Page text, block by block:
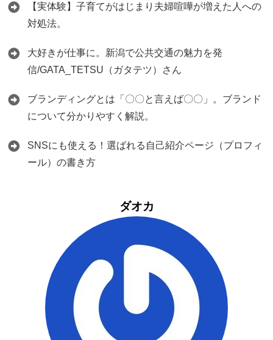
【実体験】子育てがはじまり夫婦喧嘩が増えた人への
対処法。
大好きが仕事に。新潟で公共交通の魅力を発
信/GATA_TETSU（ガタテツ）さん
ブランディングとは「〇〇と言えば〇〇」。ブランド
について分かりやすく解説。
SNSにも使える！選ばれる自己紹介ページ（プロフィ
ール）の書き方
ダオカ